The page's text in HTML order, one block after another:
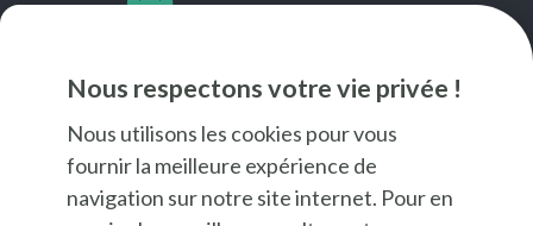
Nous respectons votre vie privée !
Nous utilisons les cookies pour vous
fournir la meilleure expérience de
navigation sur notre site internet. Pour en